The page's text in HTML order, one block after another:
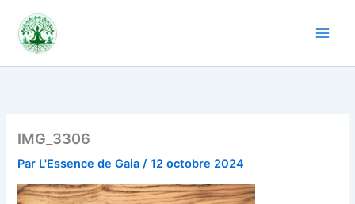
contenu
IMG_3306
Par L'Essence de Gaia/12 octobre 2024